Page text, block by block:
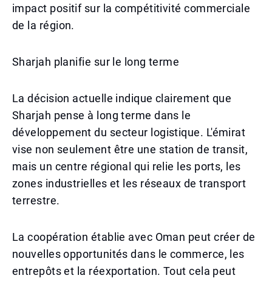
impact positif sur la compétitivité commerciale
de la région.
Sharjah planifie sur le long terme
La décision actuelle indique clairement que
Sharjah pense à long terme dans le
développement du secteur logistique. L'émirat
vise non seulement être une station de transit,
mais un centre régional qui relie les ports, les
zones industrielles et les réseaux de transport
terrestre.
La coopération établie avec Oman peut créer de
nouvelles opportunités dans le commerce, les
entrepôts et la réexportation. Tout cela peut